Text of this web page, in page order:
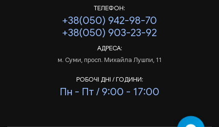
ТЕЛЕФОН:
+38(050) 942-98-70
+38(050) 903-23-92
АДРЕСА:
м. Суми, просп. Михайла Лушпи, 11
РОБОЧІ ДНІ / ГОДИНИ:
Пн - Пт / 9:00 - 17:00